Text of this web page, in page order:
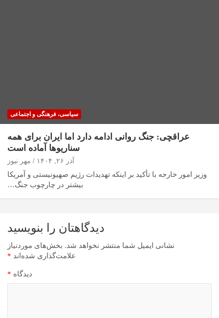
سیاسی، فرهنگی و اجتماعی
عراقچی: جنگ روانی ادامه دارد اما ایران برای همه
سناریوها آماده است
آذر ۲۶, ۱۴۰۴ مهر نیوز
وزیر امور خارجه با تأکید بر اینکه تهدیدات رژیم صهیونیستی و آمریکا
بیشتر در چارچوب جنگ…
دیدگاهتان را بنویسید
نشانی ایمیل شما منتشر نخواهد شد. بخش‌های موردنیاز
علامت‌گذاری شده‌اند*
دیدگاه*